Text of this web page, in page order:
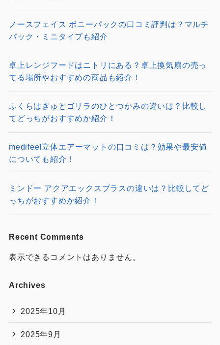
ノースフェイス ボニーパックの口コミ評判は？マルチ
パック・ミニタイプも紹介
卓上レンジフードはニトリにある？卓上換気扇の売っ
てる場所やおすすめの商品も紹介！
てどっちがおすすめか紹介！
medifeel立体エアーマットの口コミは？効果や最安値
ミンドー アクアエックスプラスの違いは？比較してど
っちがおすすめか紹介！